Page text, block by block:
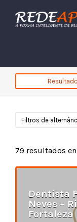
Procurar:
Filtros de
79 resultados
Dentista
Neves –
Fortaleza